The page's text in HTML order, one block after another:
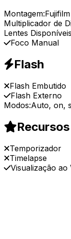
Montagem:
Multiplicador de
Lentes
Foco Manual
Flash
Flash Embutido
Flash Externo
Modos:Auto, on,
Temporizador
Timelapse
Visualização ao